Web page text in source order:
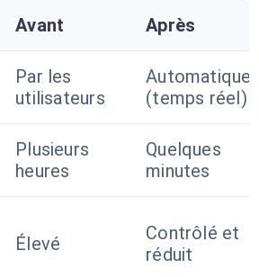
Avant Après
Par les
utilisateurs
Automatique
(temps réel)
Plusieurs
heures
Quelques
minutes
Élevé
Contrôlé et
réduit